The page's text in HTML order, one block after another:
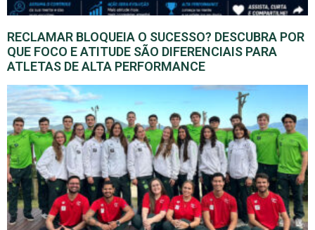
RECLAMAR BLOQUEIA O SUCESSO? DESCUBRA POR
QUE FOCO E ATITUDE SÃO DIFERENCIAIS PARA
ATLETAS DE ALTA PERFORMANCE